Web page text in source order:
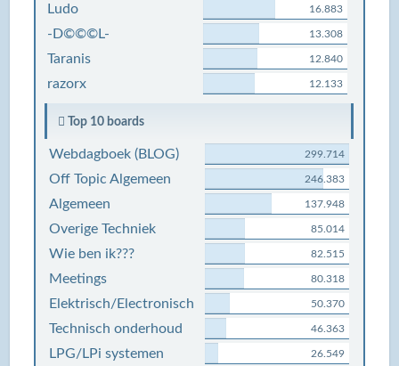
Ludo 16.883
-D©©©L- 13.308
Taranis 12.840
razorx 12.133
Top 10 boards
Webdagboek (BLOG) 299.714
Off Topic Algemeen 246.383
Algemeen 137.948
Overige Techniek 85.014
Wie ben ik??? 82.515
Meetings 80.318
Elektrisch/Electronisch 50.370
Technisch onderhoud 46.363
LPG/LPi systemen 26.549